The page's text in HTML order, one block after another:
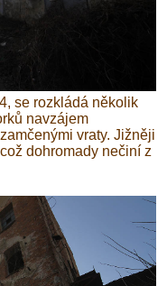
se rozkládá několik
navzájem
vraty. Jižněji
dohromady nečiní z